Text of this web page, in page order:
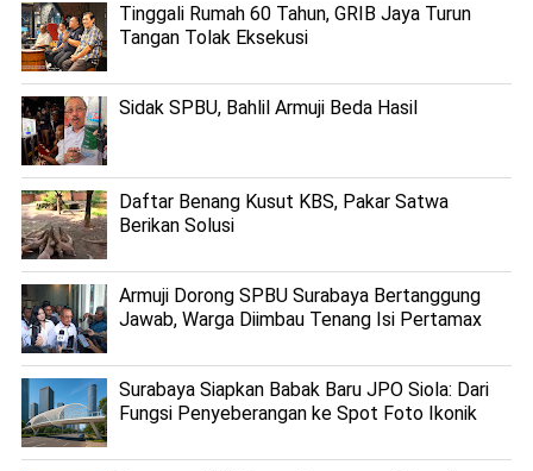
Tinggali Rumah 60 Tahun, GRIB Jaya Turun
Tangan Tolak Eksekusi
Sidak SPBU, Bahlil Armuji Beda Hasil
Daftar Benang Kusut KBS, Pakar Satwa
Berikan Solusi
Armuji Dorong SPBU Surabaya Bertanggung
Jawab, Warga Diimbau Tenang Isi Pertamax
Surabaya Siapkan Babak Baru JPO Siola: Dari
Fungsi Penyeberangan ke Spot Foto Ikonik